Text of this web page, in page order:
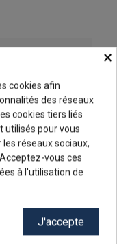
- 3
au design explicite
de pharmacien,
forme de croix
vos patients, 2
permettent de
au format CB et
×
cookies afin
des réseaux
cookies tiers liés
utilisés pour vous
réseaux sociaux,
vous ces
à l'utilisation de
J'accepte